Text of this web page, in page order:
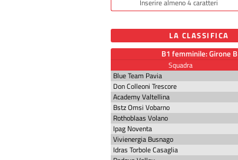
LA CLASSIFICA
B1 femminile: Girone B
Squadra
Blue Team Pavia
Don Colleoni Trescore
Academy Valtellina
Bstz Omsi Vobarno
Rothoblaas Volano
Ipag Noventa
Vivienergia Busnago
Idras Torbole Casaglia